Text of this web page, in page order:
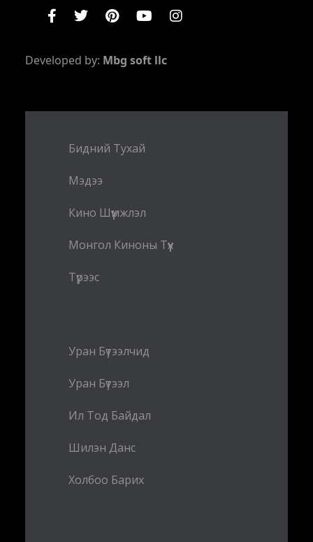
Developed by: Mbg soft llc
Бидний Тухай
Мэдээ
Кино Шүүмжлэл
Монгол Киноны Түүх
Түрээс
Уран Бүтээлчид
Уран Бүтээл
Ил Тод Байдал
Шилэн Данс
Холбоо Барих